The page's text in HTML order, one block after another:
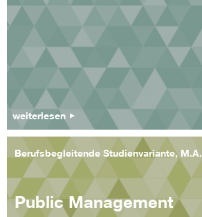
weiterlesen
Berufsbegleitende Studienvariante, M.A.
Public Management